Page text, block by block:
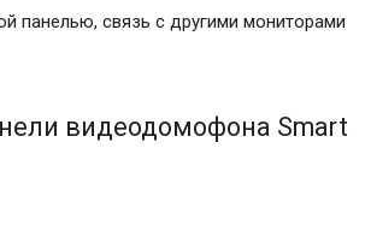
панелью, связь с другими мониторами
видеодомофона Smart